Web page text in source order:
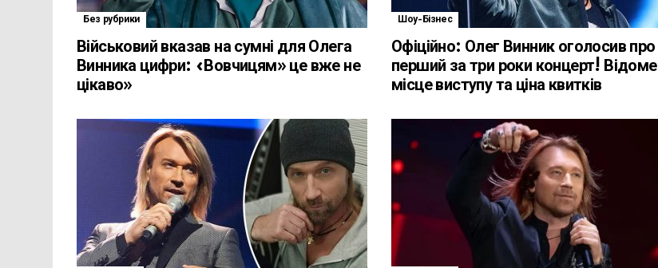
Без рубрики
Військовий вказав на сумні для Олега
Винника цифри: «Вовчицям» це вже не
цікаво»
Шоу-Бізнес
Офіційно: Олег Винник оголосив про
перший за три роки концерт! Відоме
місце виступу та ціна квитків